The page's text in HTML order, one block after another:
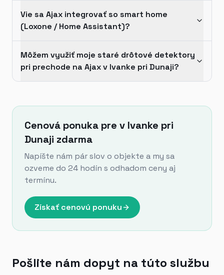
Vie sa Ajax integrovať so smart home
(Loxone / Home Assistant)?
Môžem využiť moje staré drôtové detektory
pri prechode na Ajax v Ivanke pri Dunaji?
Cenová ponuka pre v Ivanke pri
Dunaji zdarma
Napíšte nám pár slov o objekte a my sa
ozveme do 24 hodín s odhadom ceny aj
termínu.
Získať cenovú ponuku
Pošlite nám dopyt na túto službu